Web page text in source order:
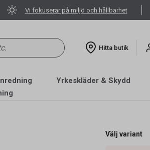
Vi fokuserar på miljö och hållbarhet
Hitta butik
Yrkeskläder & Skydd
Välj variant